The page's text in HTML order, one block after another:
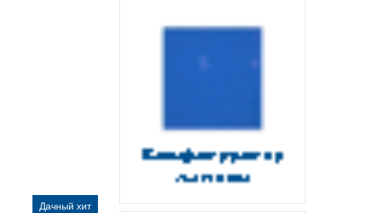
Дачный хит